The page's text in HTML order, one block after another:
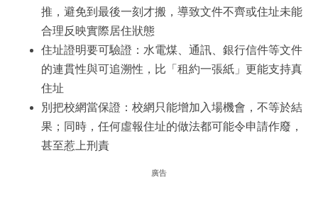
推，避免到最後一刻才搬，導致文件不齊或住址未能
合理反映實際居住狀態
住址證明要可驗證：水電煤、通訊、銀行信件等文件
的連貫性與可追溯性，比「租約一張紙」更能支持真
住址
別把校網當保證：校網只能增加入場機會，不等於結
果；同時，任何虛報住址的做法都可能令申請作廢，
甚至惹上刑責
廣告